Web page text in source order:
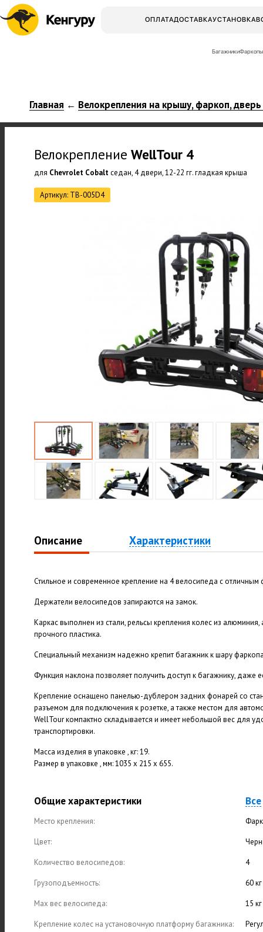
ОПЛАТАДОСТАВКАУСТАНОВКА
БагажникиФаркопы
Главная ← Велокрепления на крышу, фаркоп, дверь
Велокрепление WellTour 4
для Chevrolet Cobaltседан, 4 двери, 12-22 гг. гладкая крыша
Артикул: TB-005D4
Описание Характеристики
Стильное и современное крепление на 4 велосипеда с
Держатели велосипедов запираются на замок.
Каркас выполнен из стали, рельсы крепления колес из
прочного пластика.
Специальный механизм надежно крепит багажник к шару
Функция наклона позволяет получить доступ к багажнику, даже
Крепление оснащено панелью-дублером задних фонарей со
разъемом для подключения к розетке, а также местом для
WellTour компактно складывается и имеет небольшой вес для
транспортировки.
Масса изделия в упаковке , кг: 19.
Размер в упаковке , мм: 1035 х 215 х 655.
Общие характеристики Все
Место крепления:
Цвет:
Количество велосипедов: 4
Грузоподъемность: 60 кг
Max вес велосипеда: 15 кг
Крепление колес на установочную платформу багажника: